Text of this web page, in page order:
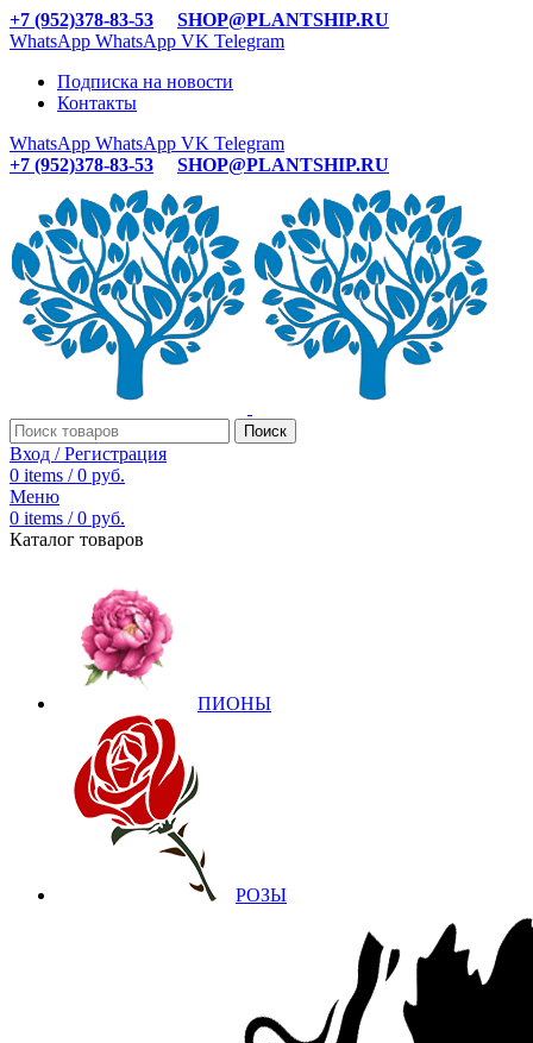
+7 (952)378-83-53
SHOP@PLANTSHIP.RU
WhatsApp WhatsApp VK Telegram
Подписка на новости
Контакты
WhatsApp WhatsApp VK Telegram
+7 (952)378-83-53
SHOP@PLANTSHIP.RU
Поиск
Вход / Регистрация
0 items / 0 руб.
Меню
0 items / 0 руб.
Каталог товаров
ПИОНЫ
РОЗЫ